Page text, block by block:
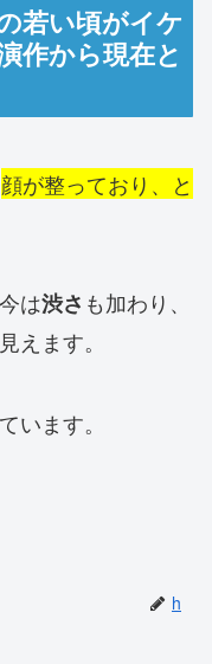
若い頃がイケ
作から現在と
顔が整っており、と
は渋さ も加わり、
えます。
います。
h